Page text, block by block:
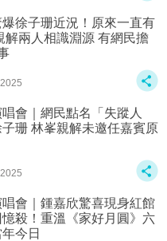
徐子珊近況！原來一直有
會｜網民點名「失蹤人
子珊 林峯親解未邀任嘉賓原
會｜鍾嘉欣驚喜現身紅館
憶殺！重溫《家好月圓》六
今日